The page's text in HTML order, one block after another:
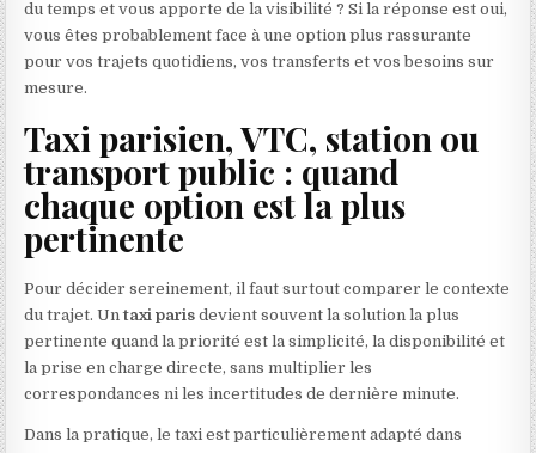
du temps et vous apporte de la visibilité ? Si la réponse est oui,
vous êtes probablement face à une option plus rassurante
pour vos trajets quotidiens, vos transferts et vos besoins sur
mesure.
Taxi parisien, VTC, station ou
transport public : quand
chaque option est la plus
pertinente
Pour décider sereinement, il faut surtout comparer le contexte
du trajet. Untaxi paris devient souvent la solution la plus
pertinente quand la priorité est la simplicité, la disponibilité et
la prise en charge directe, sans multiplier les
correspondances ni les incertitudes de dernière minute.
Dans la pratique, le taxi est particulièrement adapté dans